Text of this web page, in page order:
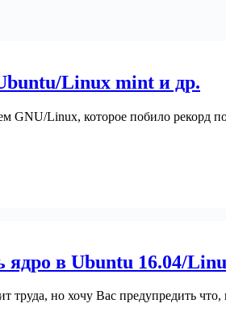
Linux mint и др.
GNU/Linux, которое побило рекорд
ядро в Ubuntu 16.04/
труда, но хочу Вас предупредить